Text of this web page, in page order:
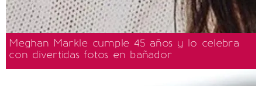
Meghan Markle cumple 45 años y lo celebra
con divertidas fotos en bañador